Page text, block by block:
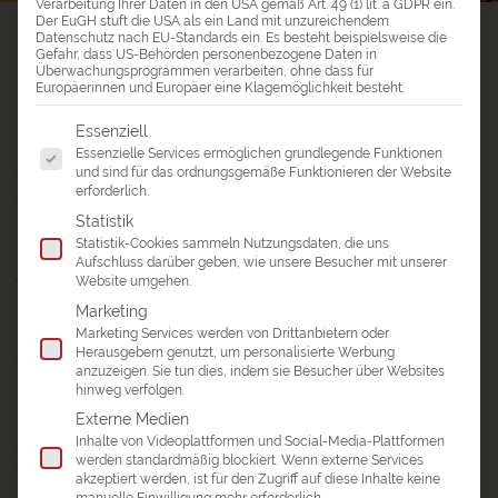
a&e erlebnis:reisen > Asien Reisen>Südkorea Reisen>Südkorea
Gruppenreisen
SÜDKOREA GRUPPENREISEN
GUTE GRÜNDE FÜR EINE SÜDKOREA
GRUPPENREISE
Gemeinsam reisen, mehr erleben!
Gemeinsam mit inspirierenden Mitreisenden auf Reisen
nach Südkorea gehen. Alleinreisende mischen sich hier
bunt mit gemeinsam reisenden Freunden oder Paaren.
Allen gemeinsam ist das Interesse an authentischen
Reiseerlebnissen und kreativen, ungewöhnlichen
Reiseinhalten.
Am äußersten Zipfel des asiatischen Kontinents gelegen
trumpft Südkorea mit einer gelungenen Mischung aus
Verarbeitung Ihrer Daten in den USA gemäß Art. 49 (1) lit. a GDPR ein.
Der EuGH stuft die USA als ein Land mit unzureichendem
Datenschutz nach EU-Standards ein. Es besteht beispielsweise die
Gefahr, dass US-Behörden personenbezogene Daten in
Überwachungsprogrammen verarbeiten, ohne dass für
Europäerinnen und Europäer eine Klagemöglichkeit besteht.
Es folgt eine Liste der Service-Gruppen, für die eine
Essenziell
Essenzielle Services ermöglichen grundlegende Funktionen
und sind für das ordnungsgemäße Funktionieren der Website
erforderlich.
Statistik
Statistik-Cookies sammeln Nutzungsdaten, die uns
Aufschluss darüber geben, wie unsere Besucher mit unserer
Website umgehen.
Marketing
Marketing Services werden von Drittanbietern oder
Herausgebern genutzt, um personalisierte Werbung
anzuzeigen. Sie tun dies, indem sie Besucher über Websites
hinweg verfolgen.
Externe Medien
Inhalte von Videoplattformen und Social-Media-Plattformen
werden standardmäßig blockiert. Wenn externe Services
akzeptiert werden, ist für den Zugriff auf diese Inhalte keine